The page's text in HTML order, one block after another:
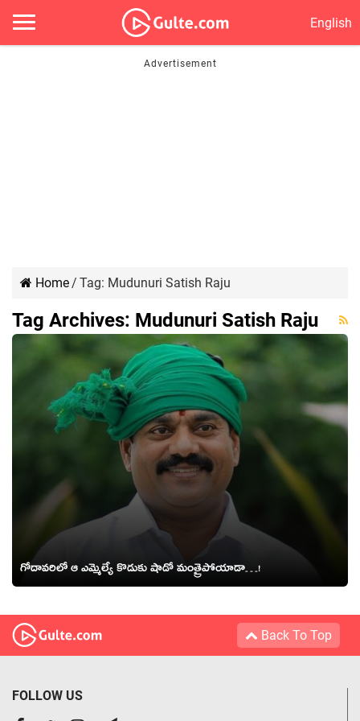
English
Home/ Tag: Mudunuri Satish Raju
Tag Archives: Mudunuri Satish Raju
గోదావ‌రిలో ఆ ఎమ్మెల్యే కొడుకు షాడో మంత్రైపోయాడా…!
Back To Top
FOLLOW US